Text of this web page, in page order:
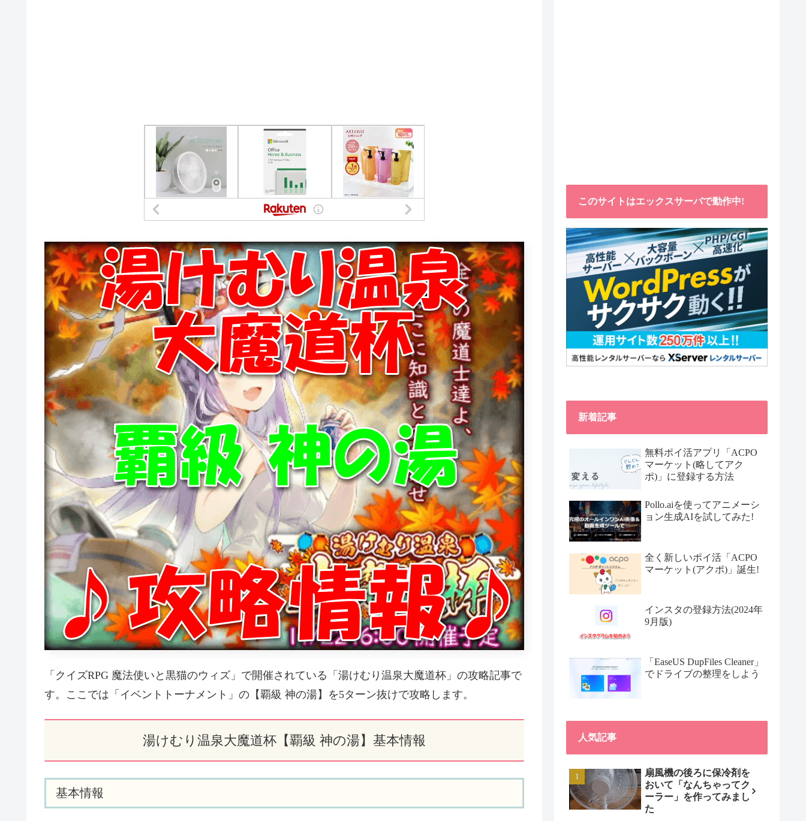
「クイズRPG 魔法使いと黒猫のウィズ」で開催されている「湯けむり温泉大魔道杯」の攻略記事で
す。ここでは「イベントトーナメント」の【覇級 神の湯】を5ターン抜けで攻略します。
湯けむり温泉大魔道杯【覇級 神の湯】基本情報
基本情報
このサイトはエックスサーバで動作中!
新着記事
無料ポイ活アプリ「ACPO
マーケット(略してアク
ポ)」に登録する方法
Pollo.aiを使ってアニメーシ
ョン生成AIを試してみた!
全く新しいポイ活「ACPO
マーケット(アクポ)」誕生!
インスタの登録方法(2024年
9月版)
「EaseUS DupFiles Cleaner」
でドライブの整理をしよう
人気記事
扇風機の後ろに保冷剤を
おいて「なんちゃってク
ーラー」を作ってみまし
た